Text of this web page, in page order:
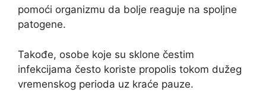
pomoći organizmu da bolje reaguje na spoljne
patogene.
Takođe, osobe koje su sklone čestim
infekcijama često koriste propolis tokom dužeg
vremenskog perioda uz kraće pauze.